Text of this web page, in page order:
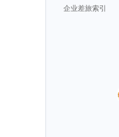
企业差旅索引